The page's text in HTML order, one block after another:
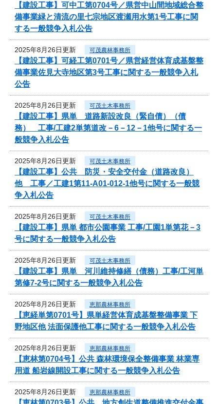
【建設工事】可中工第0704号／県営中山間地域総合整
備事業緑と清流の里七宗地区渡瀬用水第1号工事に関
する一般競争入札公告
2025年8月26日更新 可茂農林事務所
【建設工事】可経工第0701号／県営経営体育成基盤整
備事業佐見大寺地区第3号工事に関する一般競争入札
公告
2025年8月26日更新 可茂土木事務所
【建設工事】県単 道路新設改良（緊自債）（債
務） 工事/工建2単第道改－6－12－1他号に関する一
般競争入札公告
2025年8月26日更新 可茂土木事務所
【建設工事】公共 防災・安全交付金（道路改良）
他 工事／工建1第11-A01-012-1他号に関する一般競
争入札公告
2025年8月26日更新 可茂土木事務所
【建設工事】県単 都市公園事業 工事/工園1単第花－3
号に関する一般競争入札公告
2025年8月26日更新 可茂土木事務所
【建設工事】県単 河川維持修繕（債務）工事/工河単
第修7-2号に関する一般競争入札公告
2025年8月26日更新 恵那農林事務所
【恵経単第0701号】県単経営体育成基盤整備事業 下
野地区他 法面保護他工事に関する一般競争入札公告
2025年8月26日更新 恵那農林事務所
【恵林第0704号】公共 森林環境保全整備事業 林業専
用道 船岩線開設工事に関する一般競争入札公告
2025年8月26日更新 恵那農林事務所